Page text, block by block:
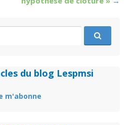
du blog Lespmsi
m'abonne